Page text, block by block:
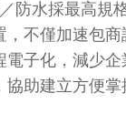
防水採最高規
，不僅加速包
電子化，減少
協助建立方便